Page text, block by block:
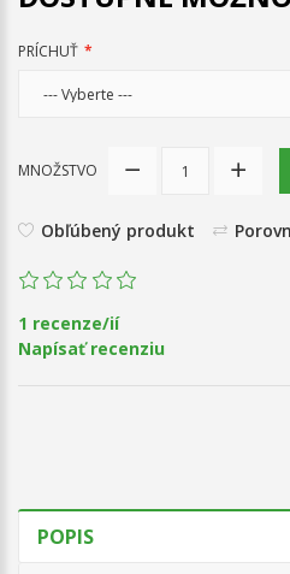
PRÍCHUŤ
MNOŽSTVO
Obľúbený produkt
1 recenze/ií
Napísať recenziu
POPIS